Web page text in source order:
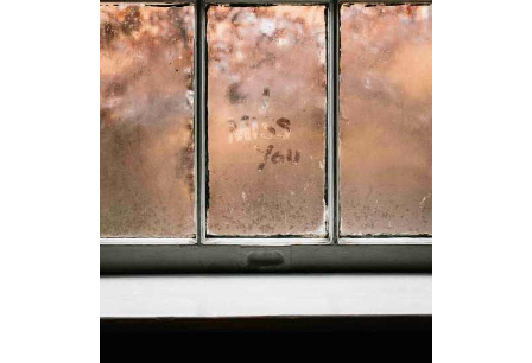
Kapcsolat
Információk